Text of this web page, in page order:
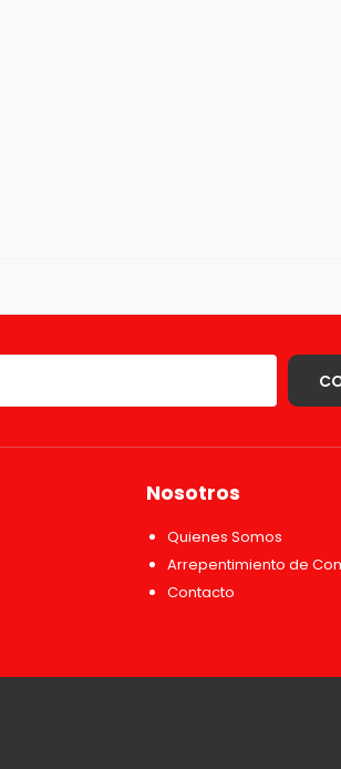
Nosotros
Quienes Somos
Arrepentimiento de
Contacto